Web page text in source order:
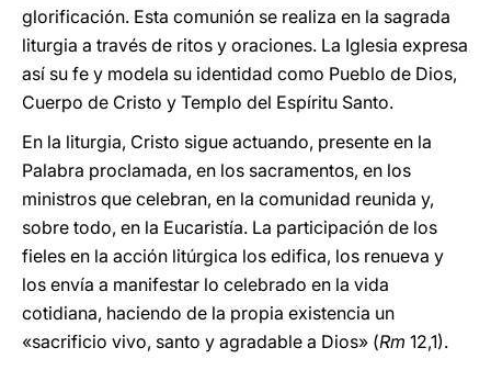
glorificación. Esta comunión se realiza en la sagrada
liturgia a través de ritos y oraciones. La Iglesia expresa
así su fe y modela su identidad como Pueblo de Dios,
Cuerpo de Cristo y Templo del Espíritu Santo.
En la liturgia, Cristo sigue actuando, presente en la
Palabra proclamada, en los sacramentos, en los
ministros que celebran, en la comunidad reunida y,
sobre todo, en la Eucaristía. La participación de los
fieles en la acción litúrgica los edifica, los renueva y
los envía a manifestar lo celebrado en la vida
cotidiana, haciendo de la propia existencia un
«sacrificio vivo, santo y agradable a Dios» (Rm 12,1).